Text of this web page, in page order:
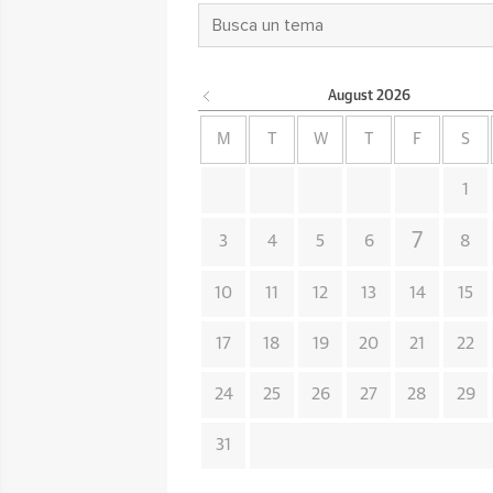
August 2026
M W F S
1
3 4 5 6 7 8
10 11 12 13 14 15
17 18 19 20 21 22
24 25 26 27 28 29
31